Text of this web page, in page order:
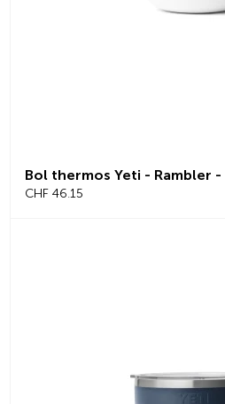
Bol thermos Yeti - Rambler
CHF 46.15